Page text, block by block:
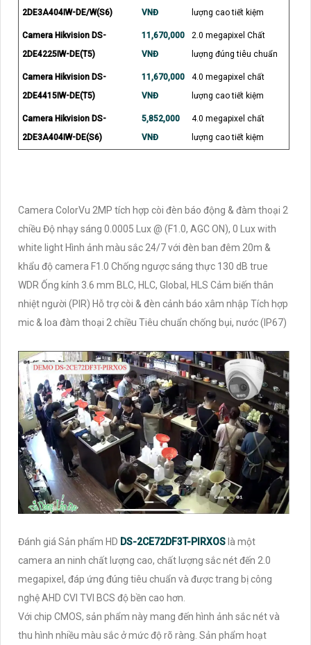
2DE3A404IW-DE/W(S6)
VNĐ
lượng cao tiết kiệm
Camera Hikvision DS-
2DE4225IW-DE(T5)
11,670,000
VNĐ
2.0 megapixel Chất
lượng đúng tiêu chuẩn
Camera Hikvision DS-
2DE4415IW-DE(T5)
11,670,000
VNĐ
4.0 megapixel chất
lượng cao tiết kiệm
Camera Hikvision DS-
2DE3A404IW-DE(S6)
5,852,000
VNĐ
4.0 megapixel chất
lượng cao tiết kiệm
Camera ColorVu 2MP tích hợp còi đèn báo động & đàm thoại 2
chiều Độ nhạy sáng 0.0005 Lux @ (F1.0, AGC ON), 0 Lux with
white light Hình ảnh màu sắc 24/7 với đèn ban đêm 20m &
khẩu độ camera F1.0 Chống ngược sáng thực 130 dB true
WDR Ống kính 3.6 mm BLC, HLC, Global, HLS Cảm biến thân
nhiệt người (PIR) Hỗ trợ còi & đèn cảnh báo xâm nhập Tích hợp
mic & loa đàm thoại 2 chiều Tiêu chuẩn chống bụi, nước (IP67)
Đánh giá Sản phẩm HD DS-2CE72DF3T-PIRXOS là một
camera an ninh chất lượng cao, chất lượng sắc nét đến 2.0
megapixel, đáp ứng đúng tiêu chuẩn và được trang bị công
nghệ AHD CVI TVI BCS độ bền cao hơn.
Với chip CMOS, sản phẩm này mang đến hình ảnh sắc nét và
thu hình nhiều màu sắc ở mức độ rõ ràng. Sản phẩm hoạt